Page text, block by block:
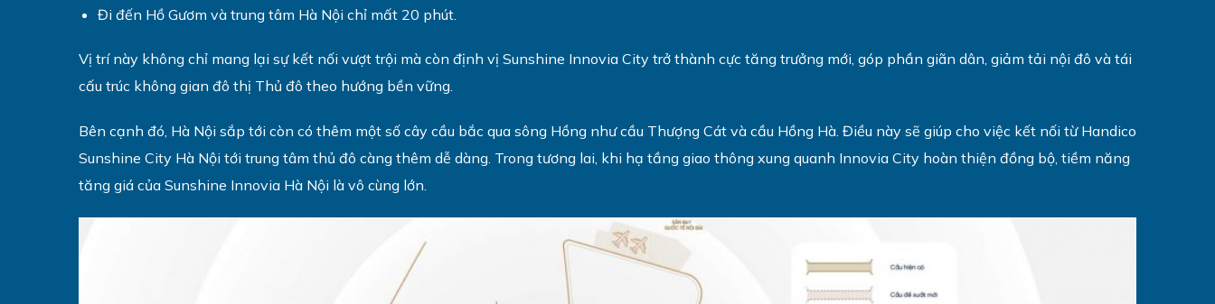
Đi đến Hồ Gươm và trung tâm Hà Nội chỉ mất 20 phút.
Vị trí này không chỉ mang lại sự kết nối vượt trội mà còn định vị Sunshine Innovia City trở thành cực tăng trưởng mới, góp phần giãn dân, giảm tải nội đô và tái
cấu trúc không gian đô thị Thủ đô theo hướng bền vững.
Bên cạnh đó, Hà Nội sắp tới còn có thêm một số cây cầu bắc qua sông Hồng như cầu Thượng Cát và cầu Hồng Hà. Điều này sẽ giúp cho việc kết nối từ Handico
Sunshine City Hà Nội tới trung tâm thủ đô càng thêm dễ dàng. Trong tương lai, khi hạ tầng giao thông xung quanh Innovia City hoàn thiện đồng bộ, tiềm năng
tăng giá của Sunshine Innovia Hà Nội là vô cùng lớn.